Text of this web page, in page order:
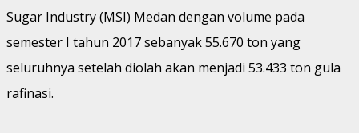
Sugar Industry (MSI) Medan dengan volume pada
semester I tahun 2017 sebanyak 55.670 ton yang
seluruhnya setelah diolah akan menjadi 53.433 ton gula
rafinasi.